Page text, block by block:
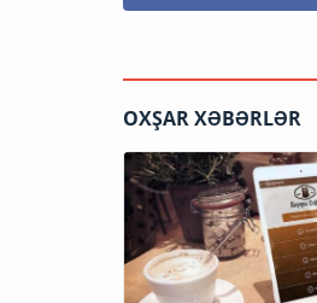
OXŞAR XƏBƏRLƏR